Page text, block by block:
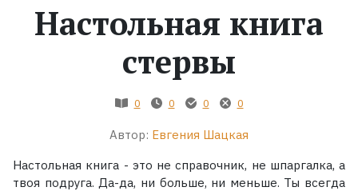
Жанры
Экранизации
Настольная книга
стервы
0 0 0 0
Автор: Евгения Шацкая
Настольная книга - это не справочник, не шпаргалка, а
твоя подруга. Да-да, ни больше, ни меньше. Ты всегда